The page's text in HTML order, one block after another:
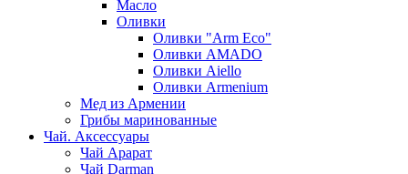
Масло
Оливки
Оливки "Arm Eco"
Оливки AMADO
Оливки Aiello
Оливки Armenium
Мед из Армении
Грибы маринованные
Чай. Аксессуары
Чай Арарат
Чай Darman